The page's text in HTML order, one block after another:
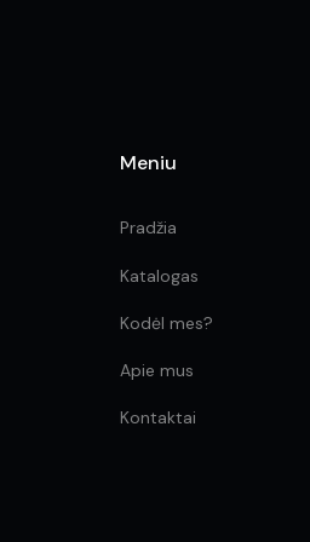
Meniu
Pradžia
Katalogas
Kodėl mes?
Apie mus
Kontaktai